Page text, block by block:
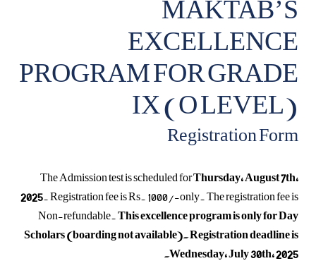
EXCELLENCE
PROGRAM FOR GRADE
IX (O LEVEL)
Registration Form
The Admission test is scheduled forThursday, August 7th,
2025. Registration fee is Rs. 1000/-only. The registration fee is
Non-refundable.This excellence program is only for Day
Scholars (boarding not available). Registration deadline is
Wednesday, July 30th, 2025.